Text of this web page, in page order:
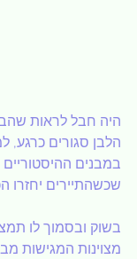
היה חבל לראות
הלבן סגורים כרגע,
במבנים ההיסטוריים
שכשהתיירים
בשוק ובסמוך לו
מצוינות המגישות